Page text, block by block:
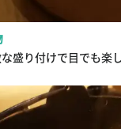
盛り付けで目でも楽